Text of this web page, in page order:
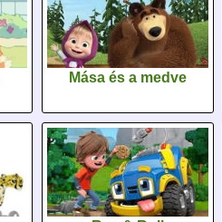
Mása és a medve